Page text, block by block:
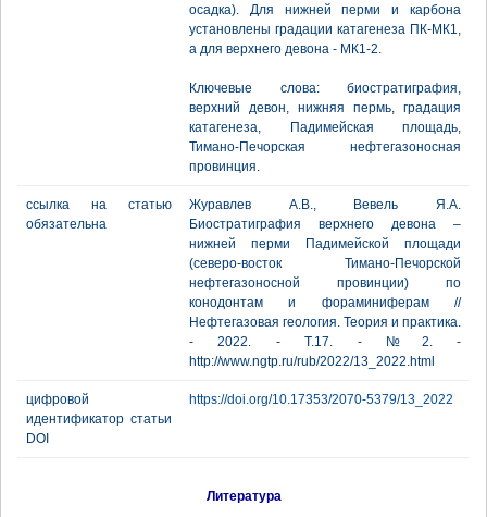
осадка). Для нижней перми и карбона
установлены градации катагенеза ПК-МК1,
а для верхнего девона - МК1-2.
Ключевые слова: биостратиграфия,
верхний девон, нижняя пермь, градация
катагенеза, Падимейская площадь,
Тимано-Печорская нефтегазоносная
провинция.
ссылка на статью
обязательна
Журавлев А.В., Вевель Я.А.
Биостратиграфия верхнего девона –
нижней перми Падимейской площади
(северо-восток Тимано-Печорской
нефтегазоносной провинции) по
конодонтам и фораминиферам //
Нефтегазовая геология. Теория и практика.
- 2022. - Т.17. - №2. -
http://www.ngtp.ru/rub/2022/13_2022.html
цифровой
идентификатор статьи
DOI
https://doi.org/10.17353/2070-5379/13_2022
Литература